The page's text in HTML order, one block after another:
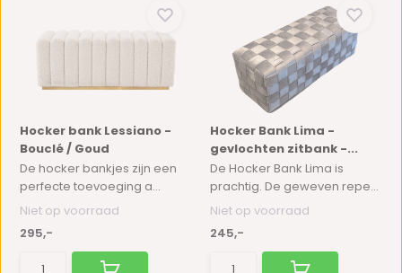
Hocker bank Lessiano -
Bouclé / Goud
De hocker bankjes zijn een
perfecte toevoeging a...
Niet op voorraad
295,-
Hocker Bank Lima -
gevlochten zitbank -...
De Hocker Bank Lima is
prachtig. De geweven repe...
Niet op voorraad
245,-